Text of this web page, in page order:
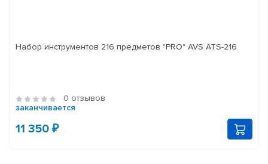
Набор инструментов 216 предметов "PRO" AVS ATS-216
0 отзывов
заканчивается
11 350 ₽